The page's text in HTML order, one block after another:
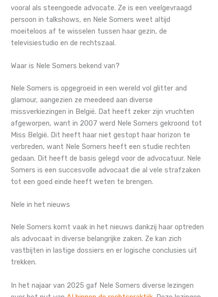
vooral als steengoede advocate. Ze is een veelgevraagd
persoon in talkshows, en Nele Somers weet altijd
moeiteloos af te wisselen tussen haar gezin, de
televisiestudio en de rechtszaal.
Waar is Nele Somers bekend van?
Nele Somers is opgegroeid in een wereld vol glitter and
glamour, aangezien ze meedeed aan diverse
missverkiezingen in België. Dat heeft zeker zijn vruchten
afgeworpen, want in 2007 werd Nele Somers gekroond tot
Miss België. Dit heeft haar niet gestopt haar horizon te
verbreden, want Nele Somers heeft een studie rechten
gedaan. Dit heeft de basis gelegd voor de advocatuur. Nele
Somers is een succesvolle advocaat die al vele strafzaken
tot een goed einde heeft weten te brengen.
Nele in het nieuws
Nele Somers komt vaak in het nieuws dankzij haar optreden
als advocaat in diverse belangrijke zaken. Ze kan zich
vastbijten in lastige dossiers en er logische conclusies uit
trekken.
In het najaar van 2025 gaf Nele Somers diverse lezingen